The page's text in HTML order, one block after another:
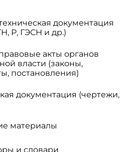
документация
Р, ГЭСН и др.)
акты органов
власти (законы,
постановления)
документация (чертежи,
материалы
и словари